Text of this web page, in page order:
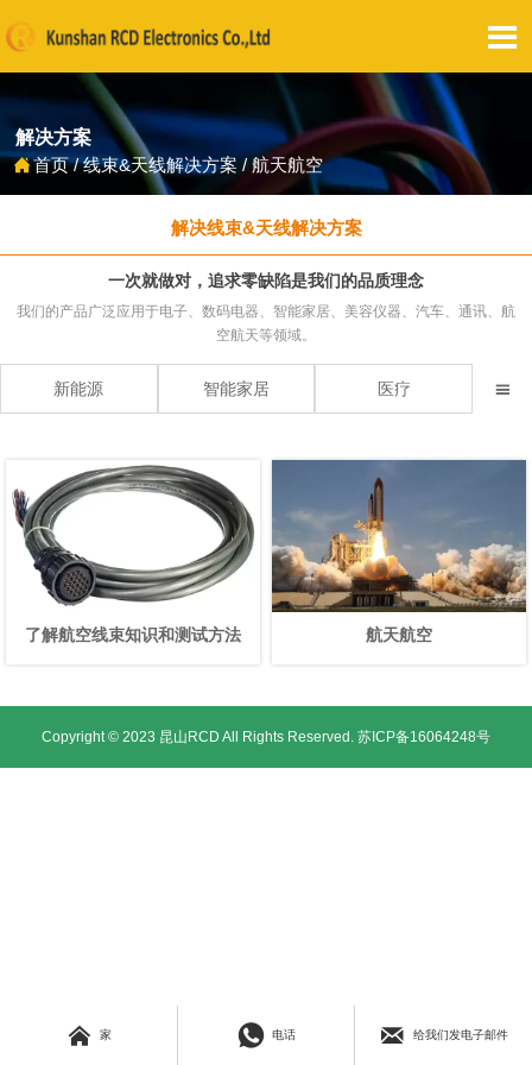

解决方案
首页/线束&天线解决方案/航天航空
解决线束&天线解决方案
一次就做对，追求零缺陷是我们的品质理念
我们的产品广泛应用于电子、数码电器、智能家居、美容仪器、汽车、通讯、航
空航天等领域。
新能源 智能家居 医疗 
了解航空线束知识和测试方法 航天航空
Copyright © 2023 昆山RCD All Rights Reserved. 苏ICP备16064248号
 家  电话  给我们发电子邮件